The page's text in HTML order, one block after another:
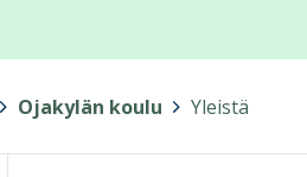
Ojakylän koulu Yleistä